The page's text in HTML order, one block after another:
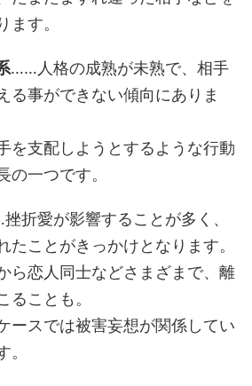
ます。
……人格の成熟が未熟で、相手
る事ができない傾向にありま
を支配しようとするような行動
の一つです。
折愛が影響することが多く、
たことがきっかけとなります。
ら恋人同士などさまざまで、離
ることも。
ースでは被害妄想が関係してい
。